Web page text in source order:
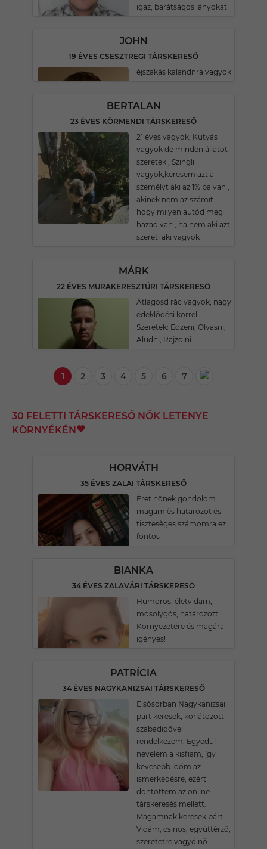
igaz, barátságos lányokat!
JOHN
19 ÉVES CSESZTREGI TÁRSKERESŐ
éjszakás kalandnra vagyok
BERTALAN
23 ÉVES KÖRMENDI TÁRSKERESŐ
21 éves vagyok, Kutyás
vagyok de minden állatot
szeretek , Szingli
vagyok,keresem azt a
személyt aki az 1% ba van ,
akinek nem az számít
hogy milyen autód meg
házad van , ha nem aki azt
szereti aki vagyok
MÁRK
22 ÉVES MURAKERESZTÚRI TÁRSKERESŐ
Átlagosd rác vagyok, nagy
édeklődési körrel.
Szeretek: Edzeni, Olvasni,
Aludni, Rajzolni...
1 2 3 4 5 6 7
30 FELETTI TÁRSKERESŐ NŐK LETENYE
KÖRNYÉKÉN
HORVÁTH
35 ÉVES ZALAI TÁRSKERESŐ
Èret nönek gondolom
magam ès hatarozot és
tisztesèges számomra ez
fontos
BIANKA
34 ÉVES ZALAVÁRI TÁRSKERESŐ
Humoros, életvidám,
mosolygós, határozott!
Környezetére és magára
igényes!
PATRÍCIA
34 ÉVES NAGYKANIZSAI TÁRSKERESŐ
Elsősorban Nagykanizsai
párt keresek, korlátozott
szabadidővel
rendelkezem. Egyedül
nevelem a kisfiam, így
kevesebb időm az
ismerkedésre, ezért
döntöttem az online
társkeresés mellett.
Magamnak keresek párt.
Vidám, csinos, együttérző,
szeretetre vágyó nő